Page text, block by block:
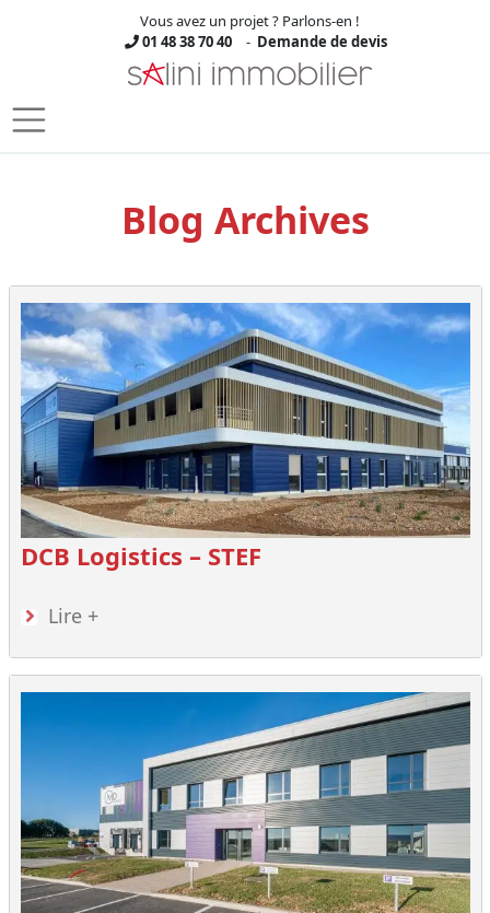
Skip to main content
Vous avez un projet ? Parlons-en !
01 48 38 70 40
- Demande de devis
Blog Archives
DCB Logistics – STEF
Lire +